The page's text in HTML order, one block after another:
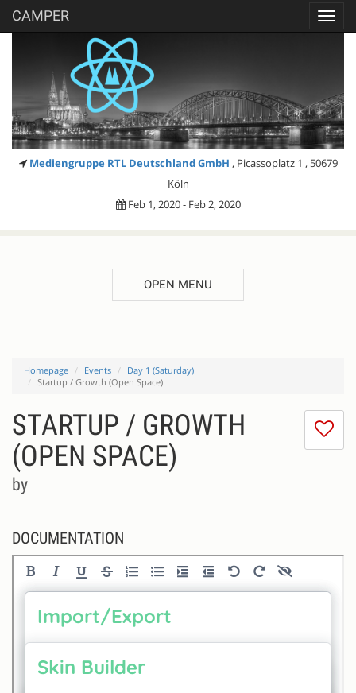
CAMPER
Mediengruppe RTL Deutschland GmbH , Picassoplatz 1 , 50679
Köln
Feb 1, 2020 - Feb 2, 2020
OPEN MENU
Homepage Events
Day 1 (Saturday)
Startup / Growth (Open Space)
I
STARTUP / GROWTH
(OPEN SPACE)
by
DOCUMENTATION